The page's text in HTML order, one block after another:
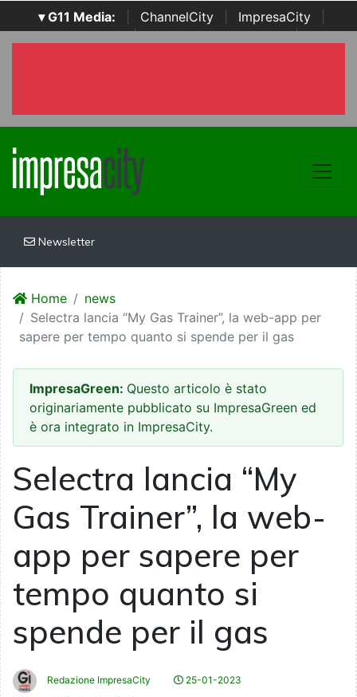
▾ G11 Media: ChannelCity ImpresaCity
SecurityOpenLab | Italian Channel Awards | Italian
Newsletter
Home
news
Selectra lancia “My Gas Trainer”, la web-app per
sapere per tempo quanto si spende per il gas
ImpresaGreen: Questo articolo è stato
originariamente pubblicato su ImpresaGreen ed
è ora integrato in ImpresaCity.
Selectra lancia “My
Gas Trainer”, la web-
app per sapere per
tempo quanto si
spende per il gas
Redazione ImpresaCity
25-01-2023